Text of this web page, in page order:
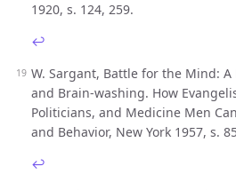
1920, s. 124, 259.
↩︎
W. Sargant, Battle for the Mind: A
and Brain-washing. How
Politicians, and Medicine Men
and Behavior, New York 1957, s.
↩︎